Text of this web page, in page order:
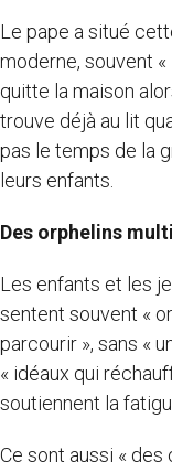
Le pape a situé
moderne, souvent «
quitte la maison
trouve déjà au lit
pas le temps de la
leurs enfants.
Des orphelins
Les enfants et les
sentent souvent «
parcourir », sans «
« idéaux qui
soutiennent la
Ce sont aussi « des